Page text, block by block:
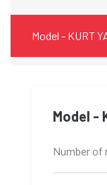
Model - KURT
Model -
Number